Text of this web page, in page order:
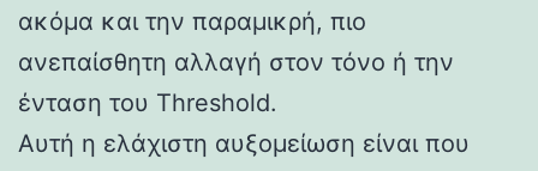
ακόμα και την παραμικρή, πιο
ανεπαίσθητη αλλαγή στον τόνο ή την
ένταση του Threshold.
Αυτή η ελάχιστη αυξομείωση είναι που